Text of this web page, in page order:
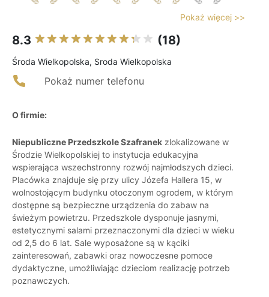
Pokaż więcej >>
8.3 (18)
Środa Wielkopolska, Sroda Wielkopolska
Pokaż numer telefonu
O firmie:
Niepubliczne Przedszkole Szafranek zlokalizowane w
Środzie Wielkopolskiej to instytucja edukacyjna
wspierająca wszechstronny rozwój najmłodszych dzieci.
Placówka znajduje się przy ulicy Józefa Hallera 15, w
wolnostojącym budynku otoczonym ogrodem, w którym
dostępne są bezpieczne urządzenia do zabaw na
świeżym powietrzu. Przedszkole dysponuje jasnymi,
estetycznymi salami przeznaczonymi dla dzieci w wieku
od 2,5 do 6 lat. Sale wyposażone są w kąciki
zainteresowań, zabawki oraz nowoczesne pomoce
dydaktyczne, umożliwiając dzieciom realizację potrzeb
poznawczych.